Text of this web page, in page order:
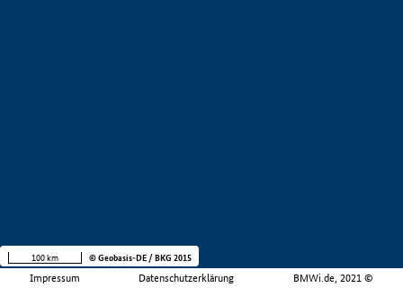
Impressum Datenschutzerklärung BMWi.de, 2021 ©
100 km © Geobasis-DE / BKG 2015